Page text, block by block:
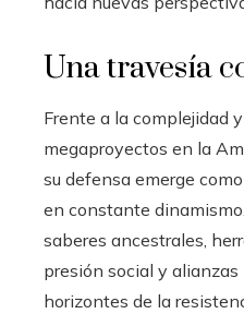
Una travesía
Frente a la complejidad
megaproyectos en la
su defensa emerge
en constante
saberes ancestrales,
presión social y
horizontes de la